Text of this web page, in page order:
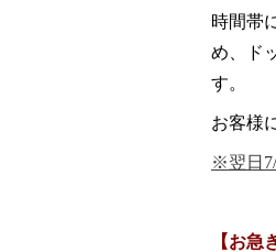
時間帯
め、ド
す。
お客様
※翌日
【お急